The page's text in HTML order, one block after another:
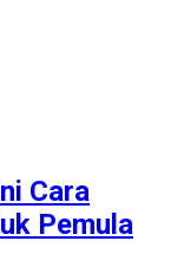
Cara
Pemula